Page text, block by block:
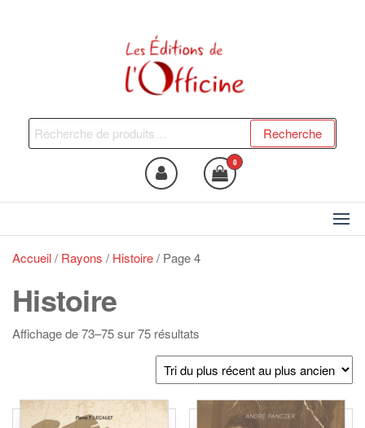
Les Editions de l'Officine
du bien !
Recherche
pour :
Recherche
0
Accueil/ Rayons / Histoire/ Page 4
Histoire
Affichage de 73–75 sur 75 résultats
du
plus